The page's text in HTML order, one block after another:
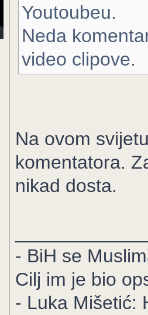
Youtoubeu.
Neda
video clipove.
Na ovom
komentatora.
nikad dosta.
- BiH se
Cilj im je bio
- Luka Mišetić: